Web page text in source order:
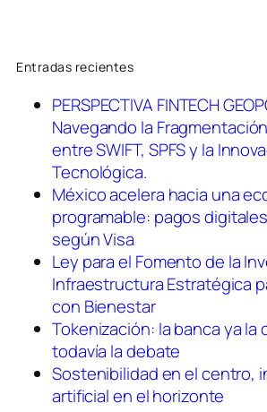
Entradas recientes
PERSPECTIVA FINTECH
Navegando la
entre SWIFT, SPFS y la
Tecnológica.
México acelera hacia una
programable: pagos
según Visa
Ley para el Fomento de la
Infraestructura Estratégica
con Bienestar
Tokenización: la banca ya la
todavía la debate
Sostenibilidad en el centro,
artificial en el horizonte